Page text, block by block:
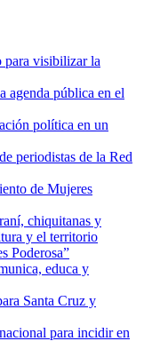
para visibilizar la
agenda pública en el
política en un
periodistas de la Red
de Mujeres
chiquitanas y
y el territorio
Poderosa”
educa y
Santa Cruz y
para incidir en